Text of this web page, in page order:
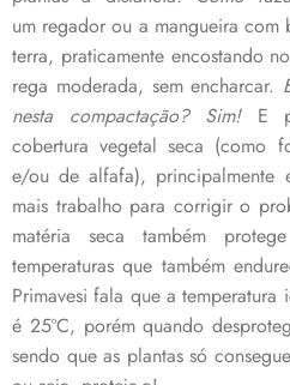
um regador ou a mangueira com
terra, praticamente encostando
rega moderada, sem encharcar.
nesta compactação? Sim!E
cobertura vegetal seca (como
e/ou de alfafa), principalmente
mais trabalho para corrigir o
matéria seca também
temperaturas que também
Primavesi fala que a
é 25ºC, porém quando
sendo que as plantas só